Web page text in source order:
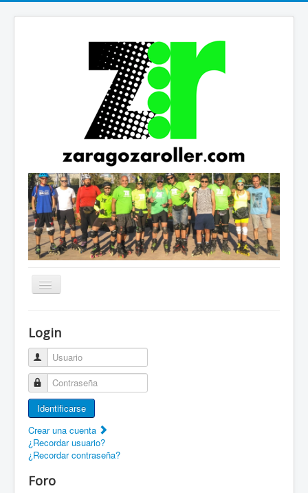
Cambiar
navegación
Patines Solidarios
¿Cómo asociarme? Ventajas
Movilidad en patines F.A.Q.
Enlaces
EN: Welcome to ZaragozaRoller!
Login
Usuario
Contraseña
Identificarse
Crear una cuenta
¿Recordar usuario?
¿Recordar contraseña?
Foro